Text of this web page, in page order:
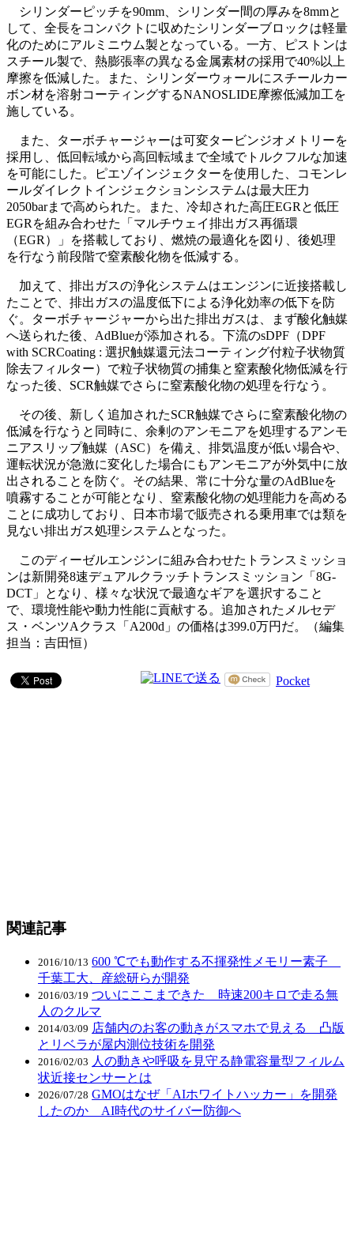
シリンダーピッチを90mm、シリンダー間の厚みを8mmと
して、全長をコンパクトに収めたシリンダーブロックは軽量
化のためにアルミニウム製となっている。一方、ピストンは
スチール製で、熱膨張率の異なる金属素材の採用で40%以上
摩擦を低減した。また、シリンダーウォールにスチールカー
ボン材を溶射コーティングするNANOSLIDE摩擦低減加工を
施している。
また、ターボチャージャーは可変タービンジオメトリーを
採用し、低回転域から高回転域まで全域でトルクフルな加速
を可能にした。ピエゾインジェクターを使用した、コモンレ
ールダイレクトインジェクションシステムは最大圧力
2050barまで高められた。また、冷却された高圧EGRと低圧
EGRを組み合わせた「マルチウェイ排出ガス再循環
（EGR）」を搭載しており、燃焼の最適化を図り、後処理
を行なう前段階で窒素酸化物を低減する。
加えて、排出ガスの浄化システムはエンジンに近接搭載し
たことで、排出ガスの温度低下による浄化効率の低下を防
ぐ。ターボチャージャーから出た排出ガスは、まず酸化触媒
へ送られた後、AdBlueが添加される。下流のsDPF（DPF
with SCRCoating : 選択触媒還元法コーティング付粒子状物質
除去フィルター）で粒子状物質の捕集と窒素酸化物低減を行
なった後、SCR触媒でさらに窒素酸化物の処理を行なう。
その後、新しく追加されたSCR触媒でさらに窒素酸化物の
低減を行なうと同時に、余剰のアンモニアを処理するアンモ
ニアスリップ触媒（ASC）を備え、排気温度が低い場合や、
運転状況が急激に変化した場合にもアンモニアが外気中に放
出されることを防ぐ。その結果、常に十分な量のAdBlueを
噴霧することが可能となり、窒素酸化物の処理能力を高める
ことに成功しており、日本市場で販売される乗用車では類を
見ない排出ガス処理システムとなった。
このディーゼルエンジンに組み合わせたトランスミッショ
ンは新開発8速デュアルクラッチトランスミッション「8G-
DCT」となり、様々な状況で最適なギアを選択すること
で、環境性能や動力性能に貢献する。追加されたメルセデ
ス・ベンツAクラス「A200d」の価格は399.0万円だ。（編集
担当：吉田恒）
Pocket
関連記事
2016/10/13 600 ℃でも動作する不揮発性メモリー素子
千葉工大、産総研らが開発
2016/03/19 ついにここまできた 時速200キロで走る無
人のクルマ
2014/03/09 店舗内のお客の動きがスマホで見える 凸版
とリベラが屋内測位技術を開発
2016/02/03 人の動きや呼吸を見守る静電容量型フィルム
状近接センサーとは
2026/07/28 GMOはなぜ「AIホワイトハッカー」を開発
したのか AI時代のサイバー防御へ